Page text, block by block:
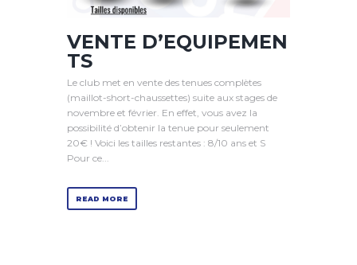
VENTE D’EQUIPEMEN
TS
Le club met en vente des tenues complètes
(maillot-short-chaussettes) suite aux stages de
novembre et février. En effet, vous avez la
possibilité d’obtenir la tenue pour seulement
20€ ! Voici les tailles restantes : 8/10 ans et S
Pour ce...
READ MORE